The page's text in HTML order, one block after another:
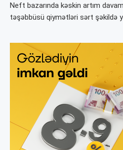
Neft bazarında kəskin artım
təşəbbüsü qiymətləri sərt şəkildə